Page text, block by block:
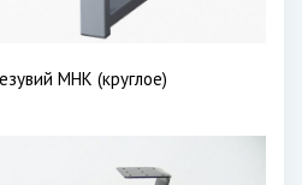
МНК (круглое)